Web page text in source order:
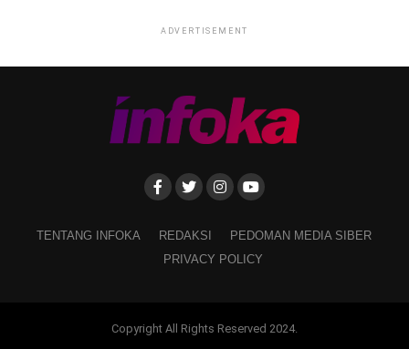
ADVERTISEMENT
TENTANG INFOKA REDAKSI
PEDOMAN MEDIA SIBER
PRIVACY POLICY
Copyright All Rights Reserved 2024.